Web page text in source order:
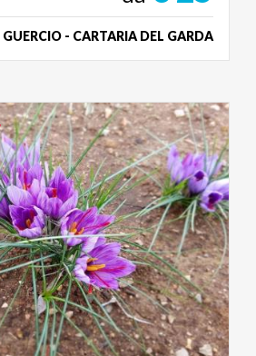
- CARTARIA DEL GARDA